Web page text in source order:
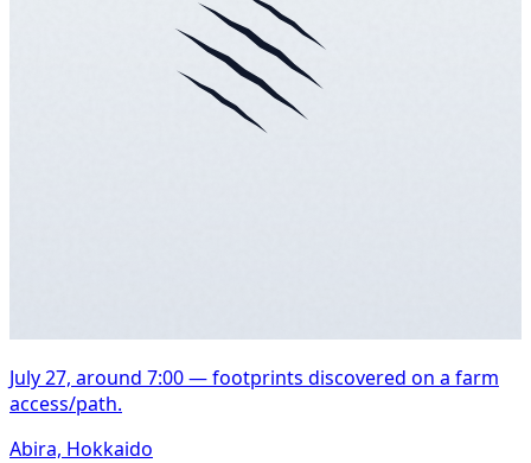
July 27, around 7:00 — footprints discovered on a farm
access/path.
Abira, Hokkaido